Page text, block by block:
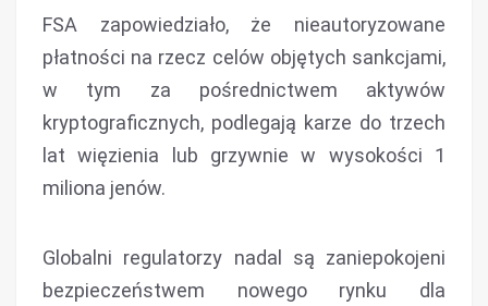
FSA zapowiedziało, że nieautoryzowane
płatności na rzecz celów objętych sankcjami,
w tym za pośrednictwem aktywów
kryptograficznych, podlegają karze do trzech
lat więzienia lub grzywnie w wysokości 1
miliona jenów.
Globalni regulatorzy nadal są zaniepokojeni
bezpieczeństwem nowego rynku dla